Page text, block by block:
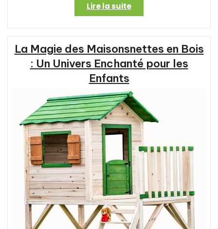
Lire la suite« Le
Ministère
de
l’Écologie
:
Garant
de
Protection
de
l’Environnement
en
France »
La Magie des Maisonsnettes en Bois
: Un Univers Enchanté pour les
Enfants